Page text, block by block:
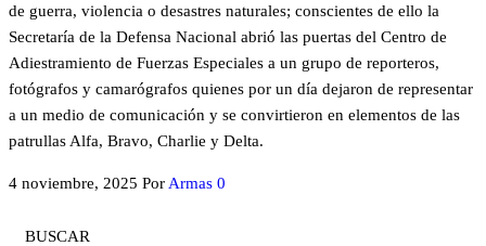
de guerra, violencia o desastres naturales; conscientes de ello la
Secretaría de la Defensa Nacional abrió las puertas del Centro de
Adiestramiento de Fuerzas Especiales a un grupo de reporteros,
fotógrafos y camarógrafos quienes por un día dejaron de representar
a un medio de comunicación y se convirtieron en elementos de las
patrullas Alfa, Bravo, Charlie y Delta.
4 noviembre, 2025 Por Armas 0
BUSCAR